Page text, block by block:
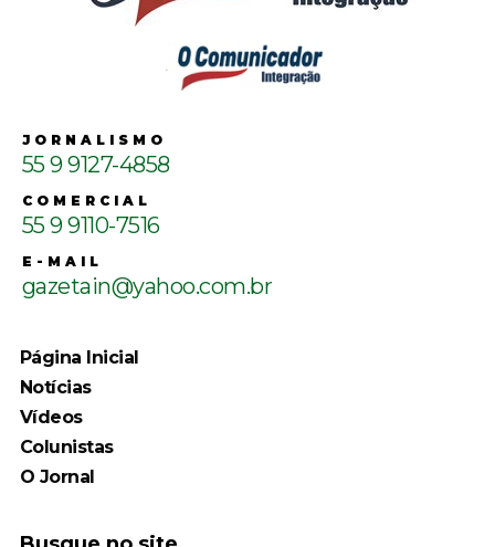
JORNALISMO
55 9 9127-4858
COMERCIAL
55 9 9110-7516
E-MAIL
gazetain@yahoo.com.br
Página Inicial
Notícias
Vídeos
Colunistas
O Jornal